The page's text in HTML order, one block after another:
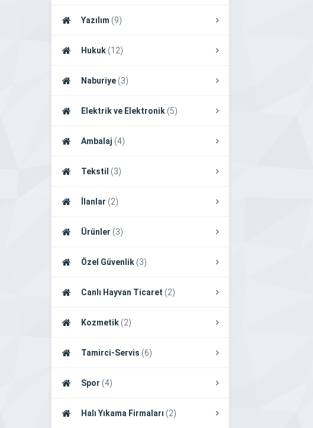
Yazılım (9)
Hukuk (12)
Naburiye (3)
Elektrik ve Elektronik (5)
Ambalaj (4)
Tekstil (3)
İlanlar (2)
Ürünler (3)
Özel Güvenlik (3)
Canlı Hayvan Ticaret (2)
Kozmetik (2)
Tamirci-Servis (6)
Spor (4)
Halı Yıkama Firmaları (2)